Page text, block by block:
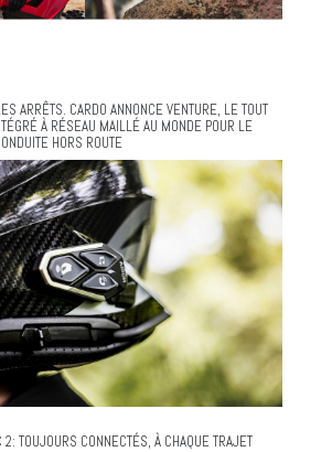
ARRÊTS. CARDO ANNONCE VENTURE, LE TOUT
À RÉSEAU MAILLÉ AU MONDE POUR LE
HORS ROUTE
TOUJOURS CONNECTÉS, À CHAQUE TRAJET